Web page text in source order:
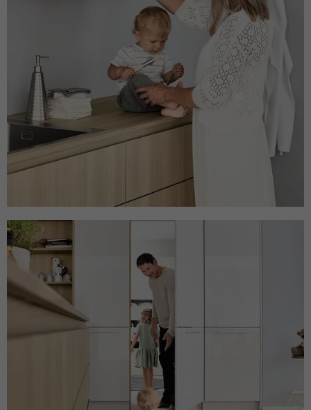
Dieses Cookie ist ein Standard-Session-
Cookie von TYPO3. Es speichert im Falle
eines Benutzer-Logins die Session-ID. So
kann der eingeloggte Benutzer
wiedererkannt werden und es wird ihm
Zugang zu geschützten Bereichen
gewährt.
Name __cf_bm
Anbieter
30 Minuten
Zweck
unterscheiden. Er sammelt keine
persönlichen Daten, sondern analysiert
lediglich das Nutzerverhalten, um Bot-
Angriffe (z. B. Credential Stuffing)
abzuwehren.
Zweck
Dieses Cookie wird von Google Analytics
installiert. Das Cookie wird verwendet, um
Informationen darüber zu speichern, wie
Besucher eine Website nutzen, und hilft
bei der Erstellung eines Analyseberichts
darüber, wie es der Website geht. Die
erhobenen Daten umfassen die Anzahl der
Besucher, die Quelle, aus der sie
stammen, und die Seiten in
anonymisierter Form.
_dc_gtm_UA-127571285-1
Anbieter
Laufzeit
Zweck
Dieses Cookie wird von Google Tag
Manager verwendet, um das Laden eines
Google Analytics-Skript-Tags zu steuern.
Google Analytics